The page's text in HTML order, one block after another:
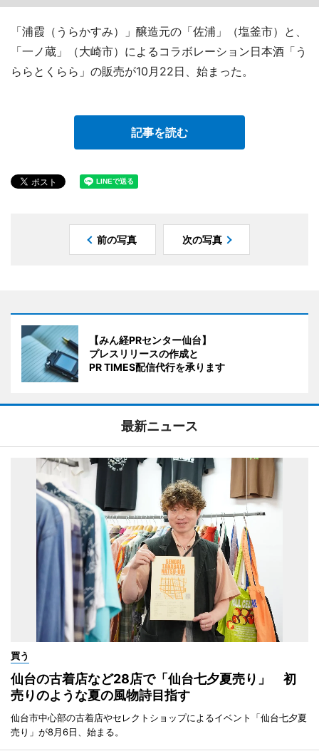
「浦霞（うらかすみ）」醸造元の「佐浦」（塩釜市）と、
「一ノ蔵」（大崎市）によるコラボレーション日本酒「う
ららとくらら」の販売が10月22日、始まった。
記事を読む
前の写真 次の写真
【みん経PRセンター仙台】
プレスリリースの作成と
PR TIMES配信代行を承ります
最新ニュース
買う
仙台の古着店など28店で「仙台七夕夏売り」 初
売りのような夏の風物詩目指す
仙台市中心部の古着店やセレクトショップによるイベント「仙台七夕夏
売り」が8月6日、始まる。